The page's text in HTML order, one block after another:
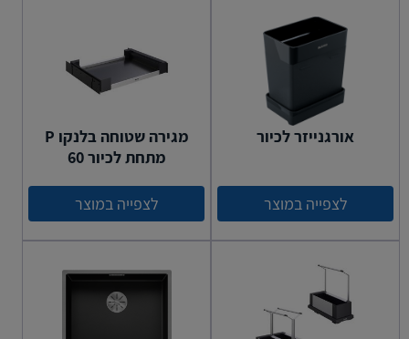
אורגנייזר לכיור
לצפייה במוצר
מגירה שטוחה בלנקו P
מתחת לכיור 60
לצפייה במוצר